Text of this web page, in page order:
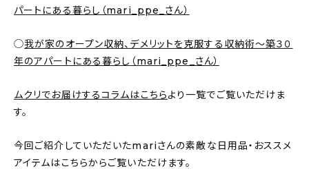
パートにある暮らし（mari_ppe_さん）
◯我が家のオープン収納、デメリットを克服する収納術〜築３０
年のアパートにある暮らし（mari_ppe_さん）
ムクリでお届けするコラムはこちらより一覧でご覧いただけま
す。
今回ご紹介していただいたmariさんの素敵な日用品・おススメ
アイテムはこちらからご覧いただけます。